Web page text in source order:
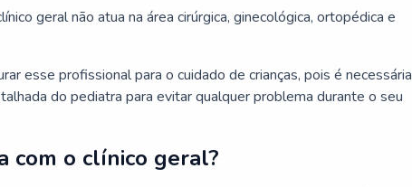
geral não atua na área cirúrgica, ginecológica, ortopédica e
esse profissional para o cuidado de crianças, pois é necessária
do pediatra para evitar qualquer problema durante o seu
com o clínico geral?